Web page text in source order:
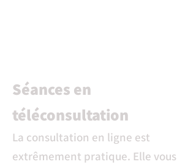
Séances en
téléconsultation
La consultation en ligne est
extrêmement pratique. Elle vous